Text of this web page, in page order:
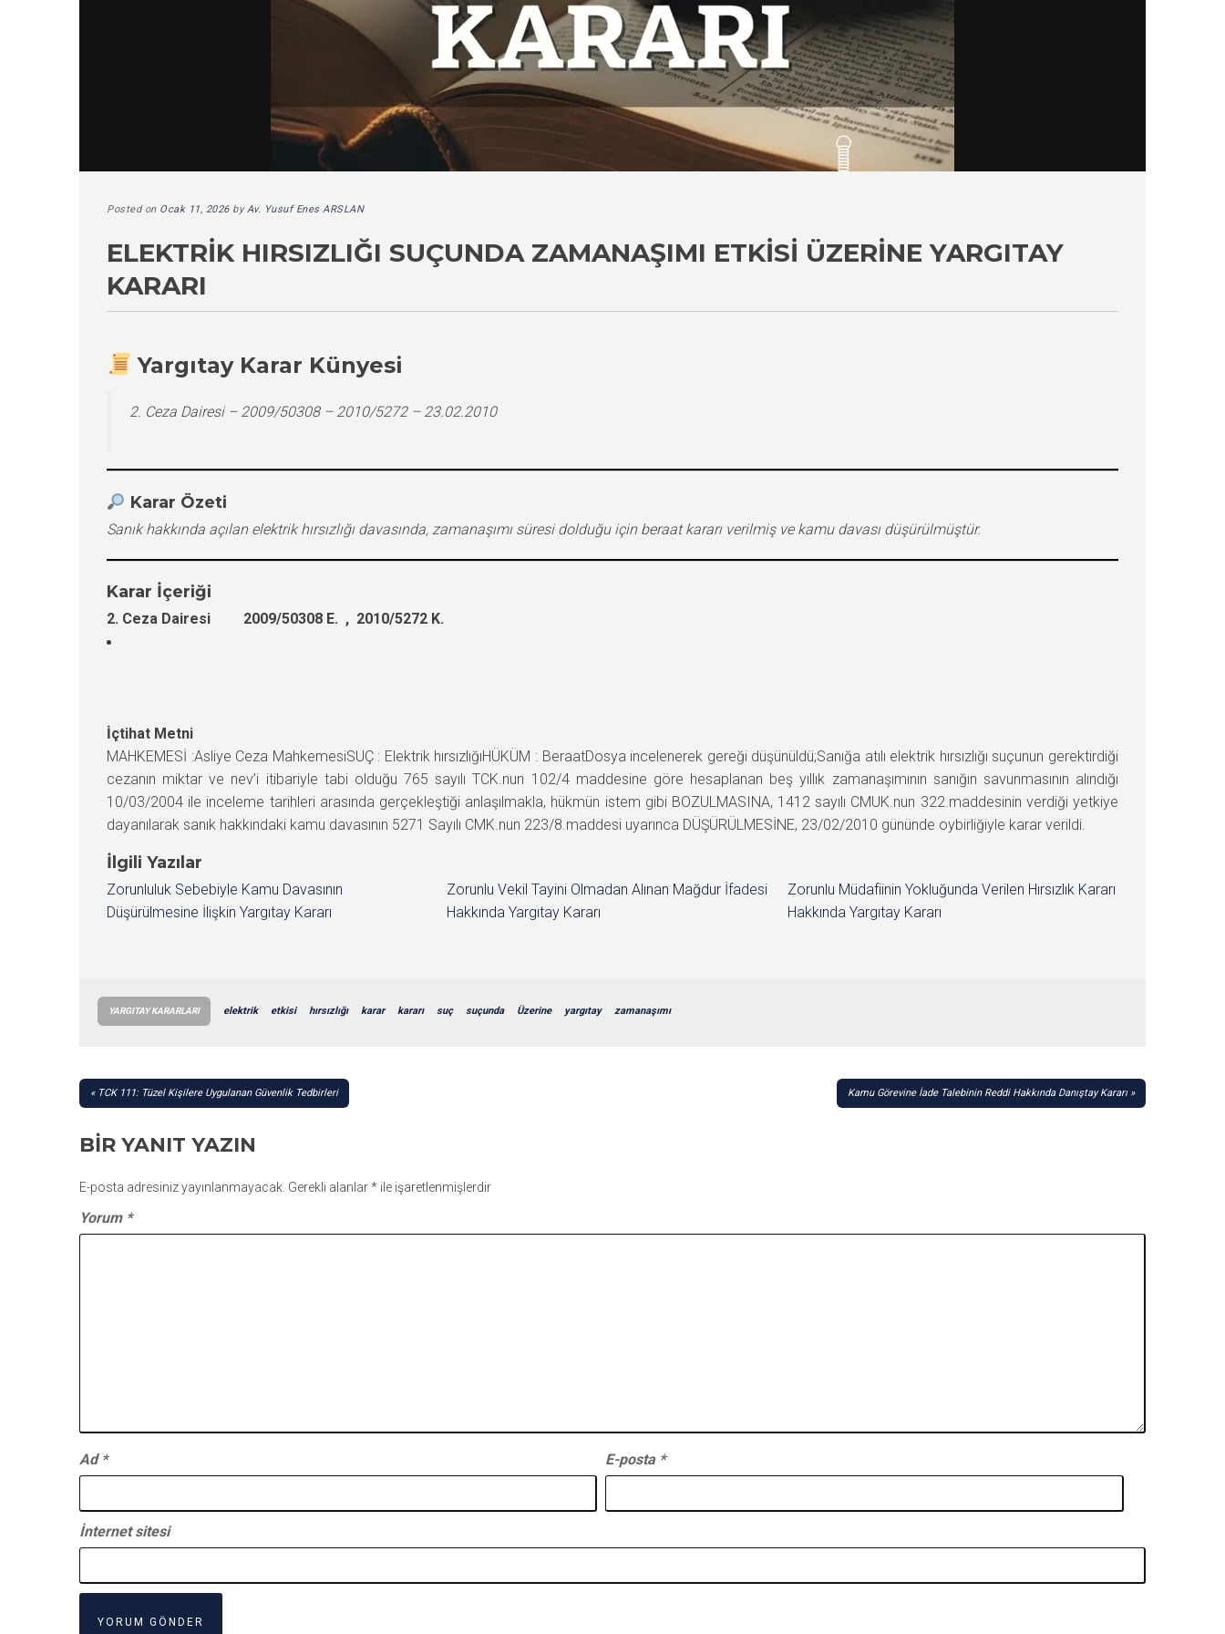
Posted on Ocak 11, 2026byAv. Yusuf Enes ARSLAN
ELEKTRIK HIRSIZLIĞI SUÇUNDA ZAMANAŞIMI ETKISI ÜZERINE YARGITAY
KARARI
Yargıtay Karar Künyesi
2. Ceza Dairesi – 2009/50308 – 2010/5272 – 23.02.2010
Karar Özeti
Sanık hakkında açılan elektrik hırsızlığı davasında, zamanaşımı süresi dolduğu için beraat kararı verilmiş ve kamu davası düşürülmüştür.
Karar İçeriği
2. Ceza Dairesi 2009/50308 E. , 2010/5272 K.
İçtihat Metni
MAHKEMESİ :Asliye Ceza MahkemesiSUÇ : Elektrik hırsızlığıHÜKÜM : BeraatDosya incelenerek gereği düşünüldü;Sanığa atılı elektrik hırsızlığı suçunun gerektirdiği
cezanın miktar ve nev’i itibariyle tabi olduğu 765 sayılı TCK.nun 102/4 maddesine göre hesaplanan beş yıllık zamanaşımının sanığın savunmasının alındığı
10/03/2004 ile inceleme tarihleri arasında gerçekleştiği anlaşılmakla, hükmün istem gibi BOZULMASINA, 1412 sayılı CMUK.nun 322.maddesinin verdiği yetkiye
dayanılarak sanık hakkındaki kamu davasının 5271 Sayılı CMK.nun 223/8.maddesi uyarınca DÜŞÜRÜLMESİNE, 23/02/2010 gününde oybirliğiyle karar verildi.
İlgili Yazılar
Zorunluluk Sebebiyle Kamu Davasının
Düşürülmesine İlişkin Yargıtay Kararı
Zorunlu Vekil Tayini Olmadan Alınan Mağdur İfadesi
Hakkında Yargıtay Kararı
Zorunlu Müdafiinin Yokluğunda Verilen Hırsızlık Kararı
Hakkında Yargıtay Kararı
YARGITAY KARARLARI elektrik etkisi hırsızlığı karar kararı suç suçunda Üzerine yargıtay zamanaşımı
YAZI
TCK 111: Tüzel Kişilere Uygulanan Güvenlik Tedbirleri Kamu Görevine İade Talebinin Reddi Hakkında Danıştay Kararı
BIR YANIT YAZIN
E-posta adresiniz yayınlanmayacak. Gerekli alanlar* ile işaretlenmişlerdir
Yorum *
Ad * E-posta *
İnternet sitesi